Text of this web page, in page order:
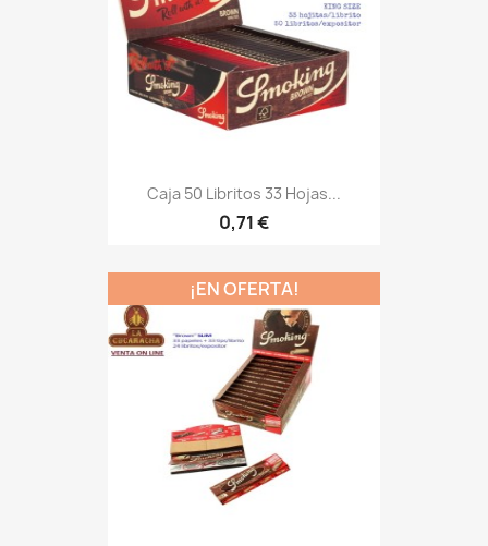
Caja 50 Libritos 33 Hojas...
0,71 €
¡EN OFERTA!